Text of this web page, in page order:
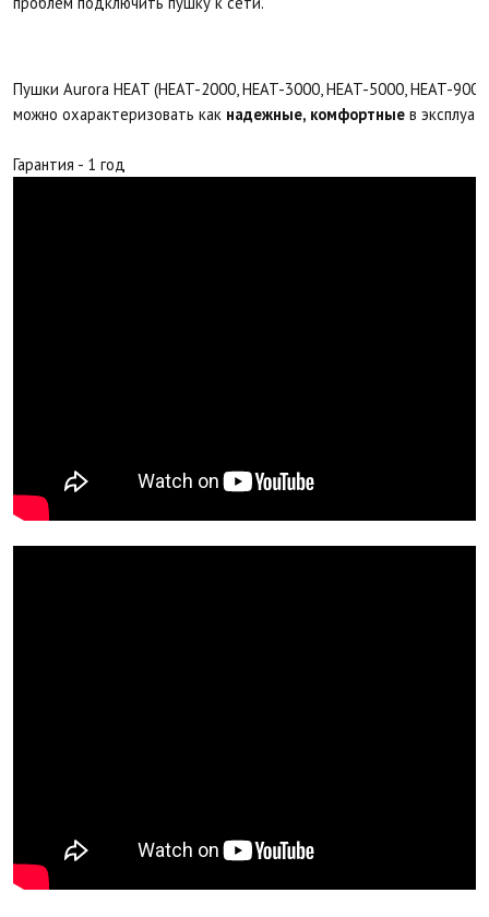
Пушки Aurora HEAT (HEAT-2000, HEAT-3000, HEAT-5000, HEAT-
можно охарактеризовать как надежные, комфортные в
Гарантия - 1 год